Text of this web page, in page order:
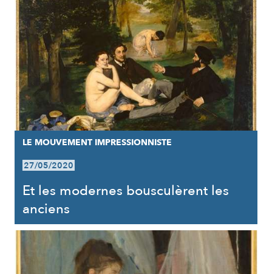
LE MOUVEMENT IMPRESSIONNISTE
27/05/2020
Et les modernes bousculèrent les
anciens